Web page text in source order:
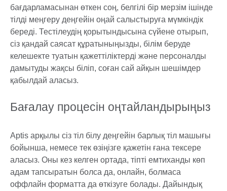
бағдарламасынан өткен соң, белгілі бір мерзім ішінде
тілді меңгеру деңгейін оңай салыстыруға мүмкіндік
береді. Тестілеудің қорытындысына сүйене отырып,
сіз қандай саясат құратыныңызды, білім беруде
келешекте туатын қажеттіліктерді және персоналды
дамытуды жақсы біліп, соған сай айқын шешімдер
қабылдай аласыз.
Бағалау процесін оңтайландырыңыз
Aptis арқылы сіз тіл білу деңгейін барлық тіл машығы
бойынша, немесе тек өзіңізге қажетін ғана тексере
аласыз. Оны кез келген ортада, тіпті емтиханды көп
адам тапсыратын болса да, онлайн, болмаса
оффлайн форматта да өткізуге болады. Дайындық